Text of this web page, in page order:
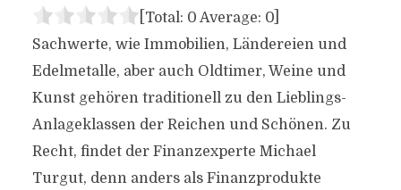
[Total: 0 Average: 0]
Sachwerte, wie Immobilien, Ländereien und
Edelmetalle, aber auch Oldtimer, Weine und
Kunst gehören traditionell zu den Lieblings-
Anlageklassen der Reichen und Schönen. Zu
Recht, findet der Finanzexperte Michael
Turgut, denn anders als Finanzprodukte